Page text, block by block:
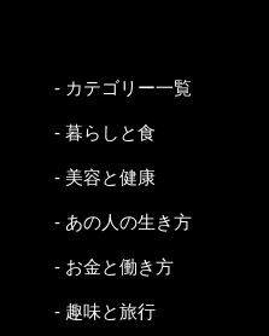
- カテゴリー一覧
- 暮らしと食
- 美容と健康
- あの人の生き方
- お金と働き方
- 趣味と旅行